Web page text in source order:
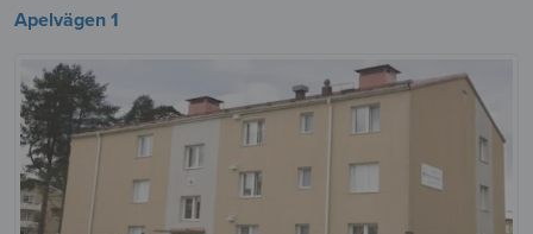
Apelvägen 1